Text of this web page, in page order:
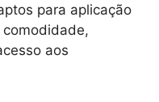
para aplicação
aos